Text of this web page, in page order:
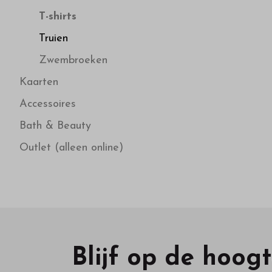
T-shirts
Truien
Zwembroeken
Kaarten
Accessoires
Bath & Beauty
Outlet (alleen online)
Blijf op de